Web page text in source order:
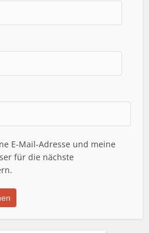
E-Mail-Adresse und meine
für die nächste